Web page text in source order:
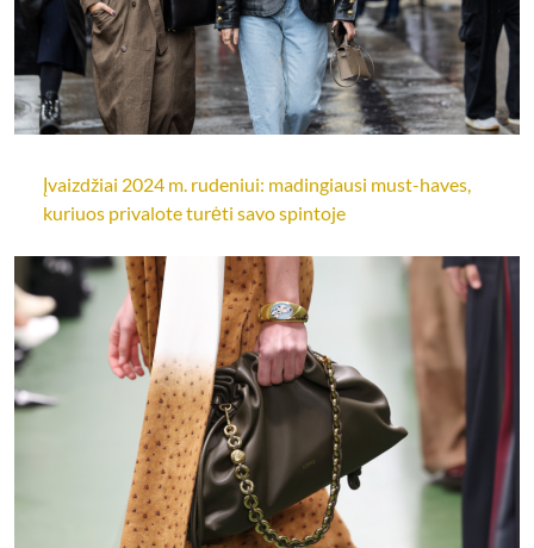
Įvaizdžiai 2024 m. rudeniui: madingiausi must-haves,
kuriuos privalote turėti savo spintoje